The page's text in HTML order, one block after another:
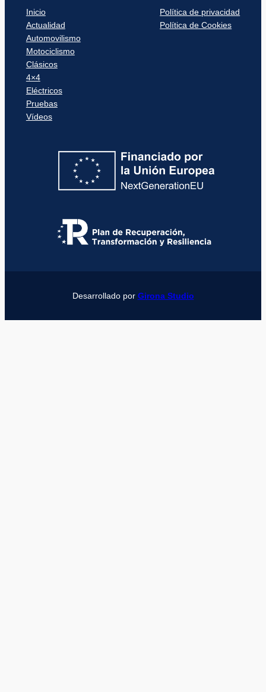
Inicio
Actualidad
Automovilismo
Motociclismo
Clásicos
4×4
Eléctricos
Pruebas
Vídeos
Política de privacidad
Política de Cookies
Desarrollado por Girona Studio